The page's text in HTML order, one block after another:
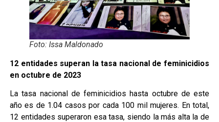
Foto: Issa Maldonado
12 entidades superan la tasa nacional de feminicidios
en octubre de 2023
La tasa nacional de feminicidios hasta octubre de este
año es de 1.04 casos por cada 100 mil mujeres. En total,
12 entidades superaron esa tasa, siendo la más alta la de